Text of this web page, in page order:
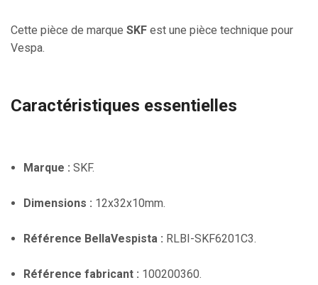
Cette pièce de marque SKF est une pièce technique pour
Vespa.
Caractéristiques essentielles
Marque : SKF.
Dimensions : 12x32x10mm.
Référence BellaVespista : RLBI-SKF6201C3.
Référence fabricant : 100200360.